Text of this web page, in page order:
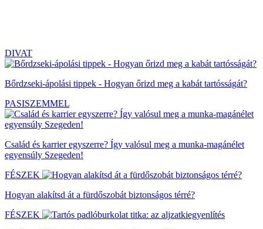
DIVAT
Bőrdzseki-ápolási tippek - Hogyan őrizd meg a kabát tartósságát?
PASISZEMMEL
Család és karrier egyszerre? Így valósul meg a munka-magánélet
egyensúly Szegeden!
FÉSZEK
Hogyan alakítsd át a fürdőszobát biztonságos térré?
FÉSZEK